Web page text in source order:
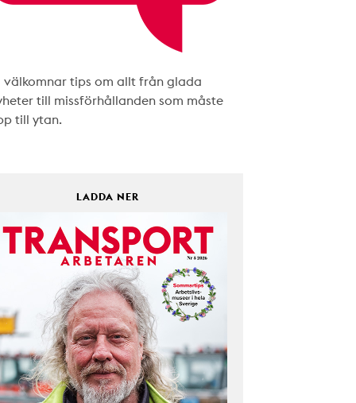
välkomnar tips om allt från glada
till missförhållanden som måste
till ytan.
LADDA NER